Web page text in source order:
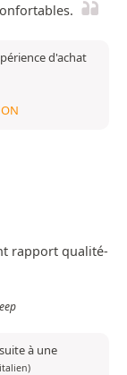
d'achat
rapport qualité-
à une